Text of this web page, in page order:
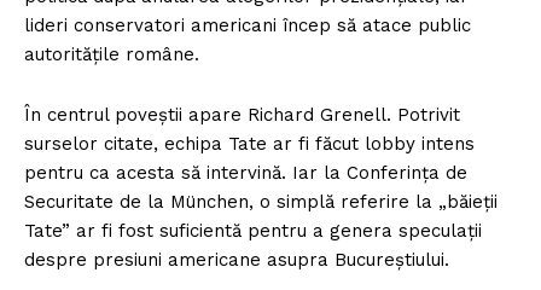
lideri conservatori americani încep să atace public
autoritățile române.
În centrul poveștii apare Richard Grenell. Potrivit
surselor citate, echipa Tate ar fi făcut lobby intens
pentru ca acesta să intervină. Iar la Conferința de
Securitate de la München, o simplă referire la „băieții
Tate” ar fi fost suficientă pentru a genera speculații
despre presiuni americane asupra Bucureștiului.